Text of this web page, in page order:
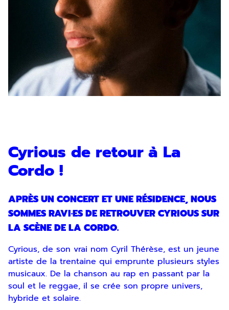
Cyrious de retour à La
Cordo !
APRÈS UN CONCERT ET UNE RÉSIDENCE, NOUS
SOMMES RAVI·ES DE RETROUVER CYRIOUS SUR
LA SCÈNE DE LA CORDO.
Cyrious, de son vrai nom Cyril Thérèse, est un jeune
artiste de la trentaine qui emprunte plusieurs styles
musicaux. De la chanson au rap en passant par la
soul et le reggae, il se crée son propre univers,
hybride et solaire.